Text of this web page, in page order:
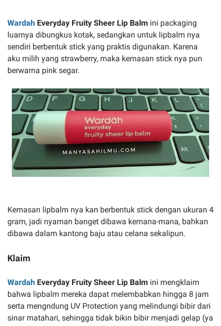
Wardah Everyday Fruity Sheer Lip Balm ini packaging
luarnya dibungkus kotak, sedangkan untuk lipbalm nya
sendiri berbentuk stick yang praktis digunakan. Karena
aku milih yang strawberry, maka kemasan stick nya pun
berwarna pink segar.
Kemasan lipbalm nya kan berbentuk stick dengan ukuran 4
gram, jadi nyaman banget dibawa kemana-mana, bahkan
dibawa dalam kantong baju atau celana sekalipun.
Klaim
Wardah Everyday Fruity Sheer Lip Balm ini mengklaim
bahwa lipbalm mereka dapat melembabkan hingga 8 jam
serta mengndung UV Protection yang melindungi bibir dari
sinar matahari, sehingga tidak bikin bibir menjadi gelap (ya